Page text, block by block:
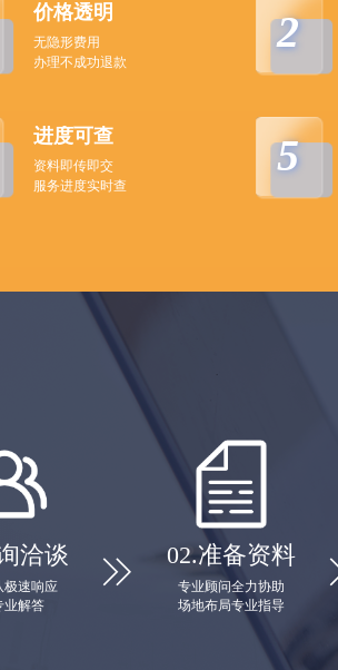
价格透明
无隐形费用
办理不成功退款
2
进度可查
资料即传即交
服务进度实时查
5
洽谈
极速响应
业解答
 02.准备资料
专业顾问全力协助
场地布局专业指导